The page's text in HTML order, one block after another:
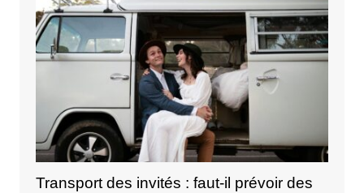
Transport des invités : faut-il prévoir des